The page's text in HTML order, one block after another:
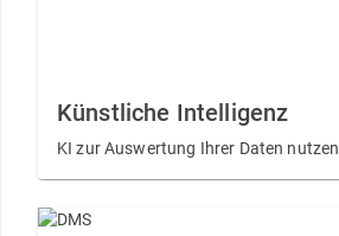
Künstliche Intelligenz
KI zur Auswertung Ihrer Daten nutzen